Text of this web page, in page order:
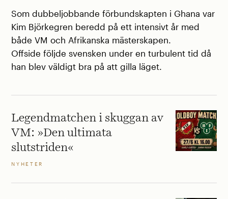
Som dubbeljobbande förbundskapten i Ghana var
Kim Björkegren beredd på ett intensivt år med
både VM och Afrikanska mästerskapen.
Offside följde svensken under en turbulent tid då
han blev väldigt bra på att gilla läget.
Legendmatchen i skuggan av
VM: »Den ultimata
slutstriden«
NYHETER